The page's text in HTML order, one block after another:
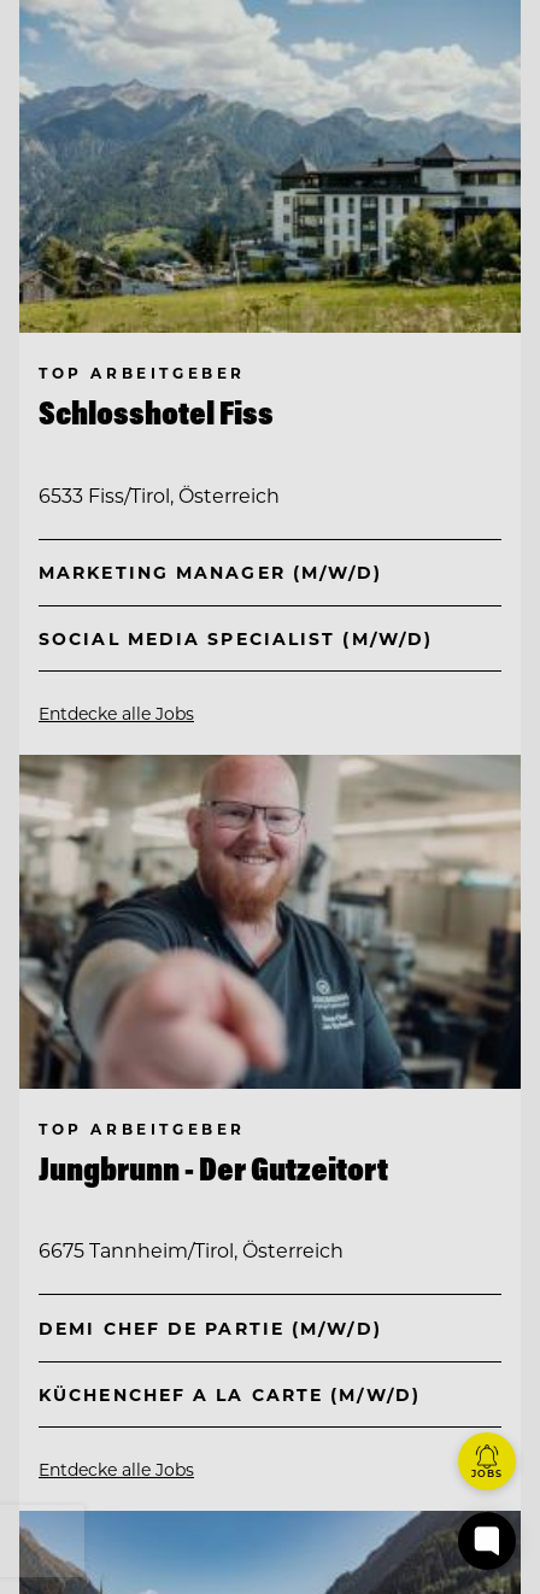
TOP ARBEITGEBER
Schlosshotel Fiss
6533 Fiss/Tirol, Österreich
MARKETING MANAGER (M/W/D)
SOCIAL MEDIA SPECIALIST (M/W/D)
Entdecke alle Jobs
TOP ARBEITGEBER
Jungbrunn - Der Gutzeitort
6675 Tannheim/Tirol, Österreich
DEMI CHEF DE PARTIE (M/W/D)
KÜCHENCHEF A LA CARTE (M/W/D)
Entdecke alle Jobs JOBS